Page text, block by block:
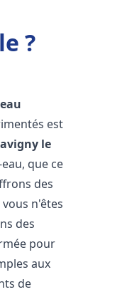
?
est
le
que ce
des
n'êtes
des
pour
aux
de